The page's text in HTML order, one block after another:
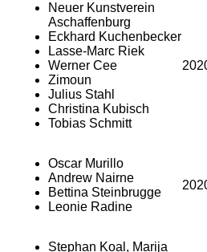
Neuer Kunstverein
Aschaffenburg
Eckhard Kuchenbecker
Lasse-Marc Riek
Werner Cee
Zimoun
Julius Stahl
Christina Kubisch
Tobias Schmitt
Oscar Murillo
Andrew Nairne
Bettina Steinbrugge
Leonie Radine
Stephan Koal, Marija